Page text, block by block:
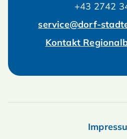
+43 2742
service@dorf-
Kontakt